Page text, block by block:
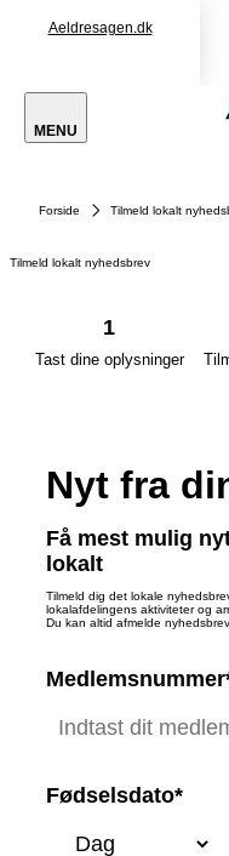
Aeldresagen.dk
MENU
Forside Tilmeld lokalt
Tilmeld lokalt nyhedsbrev
1
Tast dine oplysninger
Nyt fra
Få mest mulig
lokalt
Tilmeld dig det lokale
lokalafdelingens aktiviteter og
Du kan altid afmelde
Fødselsdato*